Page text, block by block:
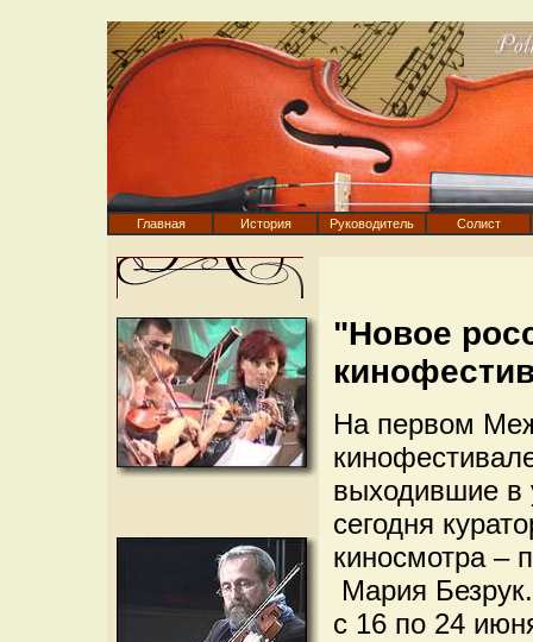
Главная История Руководитель Солист
"Новое
На первом
выходившие в
сегодня
киносмотра –
Мария
с 16 по 24